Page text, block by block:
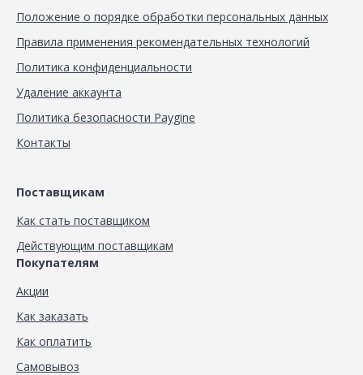
Положение о порядке обработки персональных данных
Правила применения рекомендательных технологий
Политика конфиденциальности
Удаление аккаунта
Политика безопасности Paygine
Контакты
Поставщикам
Как стать поставщиком
Действующим поставщикам
Покупателям
Акции
Как заказать
Как оплатить
Самовывоз